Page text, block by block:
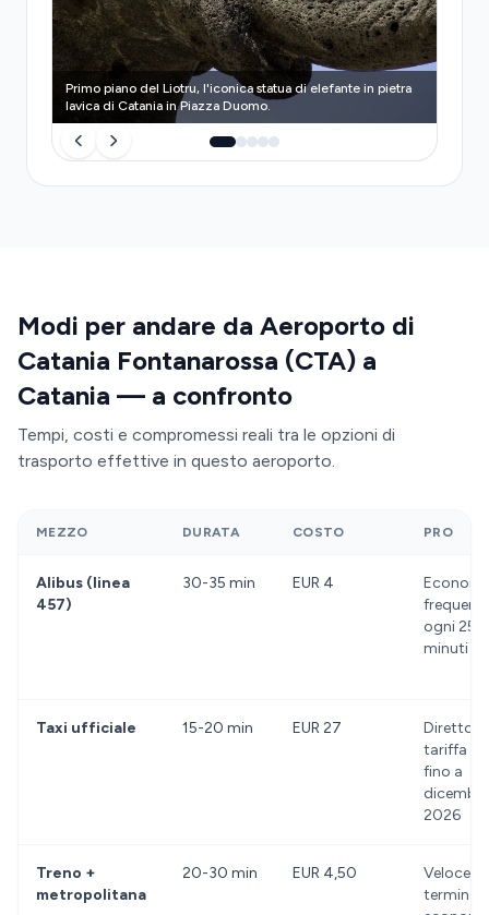
Primo piano del Liotru, l'iconica statua di elefante in pietra
lavica di Catania in Piazza Duomo.
Modi per andare da Aeroporto di
Catania Fontanarossa (CTA) a
Catania — a confronto
Tempi, costi e compromessi reali tra le opzioni di
trasporto effettive in questo aeroporto.
MEZZO DURATA COSTO PRO
Alibus (linea
457)
30-35 min EUR 4
ogni 25-
minuti
Taxi ufficiale 15-20 min EUR 27
Diretto,
tariffa
fino a
dicembre
2026
Treno +
metropolitana
20-30 min EUR 4,50
Veloce
terminal,